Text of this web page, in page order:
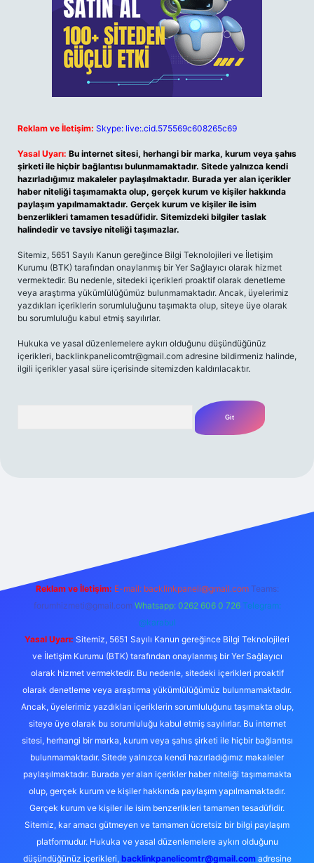
Reklam ve İletişim: Skype: live:.cid.575569c608265c69
Yasal Uyarı: Bu internet sitesi, herhangi bir marka, kurum veya şahıs
şirketi ile hiçbir bağlantısı bulunmamaktadır. Sitede yalnızca kendi
hazırladığımız makaleler paylaşılmaktadır. Burada yer alan içerikler
haber niteliği taşımamakta olup, gerçek kurum ve kişiler hakkında
paylaşım yapılmamaktadır. Gerçek kurum ve kişiler ile isim
benzerlikleri tamamen tesadüfidir. Sitemizdeki bilgiler taslak
halindedir ve tavsiye niteliği taşımazlar.
Sitemiz, 5651 Sayılı Kanun gereğince Bilgi Teknolojileri ve İletişim
Kurumu (BTK) tarafından onaylanmış bir Yer Sağlayıcı olarak hizmet
vermektedir. Bu nedenle, sitedeki içerikleri proaktif olarak denetleme
veya araştırma yükümlülüğümüz bulunmamaktadır. Ancak, üyelerimiz
yazdıkları içeriklerin sorumluluğunu taşımakta olup, siteye üye olarak
bu sorumluluğu kabul etmiş sayılırlar.
Hukuka ve yasal düzenlemelere aykırı olduğunu düşündüğünüz
içerikleri, backlinkpanelicomtr@gmail.com adresine bildirmeniz halinde,
ilgili içerikler yasal süre içerisinde sitemizden kaldırılacaktır.
Reklam ve İletişim: E-mail: backlinkpaneli@gmail.com Teams:
forumhizmeti@gmail.com Whatsapp: 0262 606 0 726 Telegram:
@karabul
Yasal Uyarı: Sitemiz, 5651 Sayılı Kanun gereğince Bilgi Teknolojileri
ve İletişim Kurumu (BTK) tarafından onaylanmış bir Yer Sağlayıcı
olarak hizmet vermektedir. Bu nedenle, sitedeki içerikleri proaktif
olarak denetleme veya araştırma yükümlülüğümüz bulunmamaktadır.
Ancak, üyelerimiz yazdıkları içeriklerin sorumluluğunu taşımakta olup,
siteye üye olarak bu sorumluluğu kabul etmiş sayılırlar. Bu internet
sitesi, herhangi bir marka, kurum veya şahıs şirketi ile hiçbir bağlantısı
bulunmamaktadır. Sitede yalnızca kendi hazırladığımız makaleler
paylaşılmaktadır. Burada yer alan içerikler haber niteliği taşımamakta
olup, gerçek kurum ve kişiler hakkında paylaşım yapılmamaktadır.
Gerçek kurum ve kişiler ile isim benzerlikleri tamamen tesadüfidir.
Sitemiz, kar amacı gütmeyen ve tamamen ücretsiz bir bilgi paylaşım
platformudur. Hukuka ve yasal düzenlemelere aykırı olduğunu
düşündüğünüz içerikleri, backlinkpanelicomtr@gmail.comadresine